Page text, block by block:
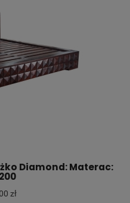
Diamond: Materac:
zł